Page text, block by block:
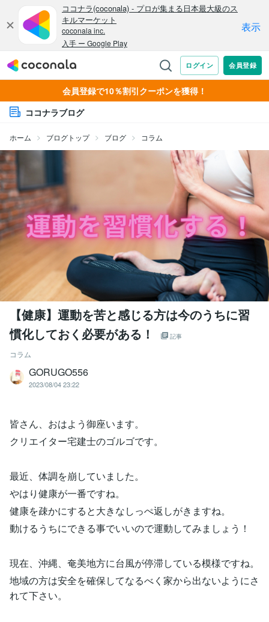
会員登録で10％割引クーポンを獲得！
ココナラブログ
ホーム ブログトップ ブログ コラム
【健康】運動を苦と感じる方は今のうちに習
慣化しておく必要がある！
記事
コラム
GORUGO556
2023/08/04 23:22
皆さん、おはよう御座います。
クリエイター宅建士のゴルゴです。
最近、体調を崩していました。
やはり健康が一番ですね。
健康を疎かにすると大きなしっぺ返しがきますね。
動けるうちにできる事でいいので運動してみましょう！
現在、沖縄、奄美地方に台風が停滞している模様ですね。
地域の方は安全を確保してなるべく家から出ないようにさ
れて下さい。